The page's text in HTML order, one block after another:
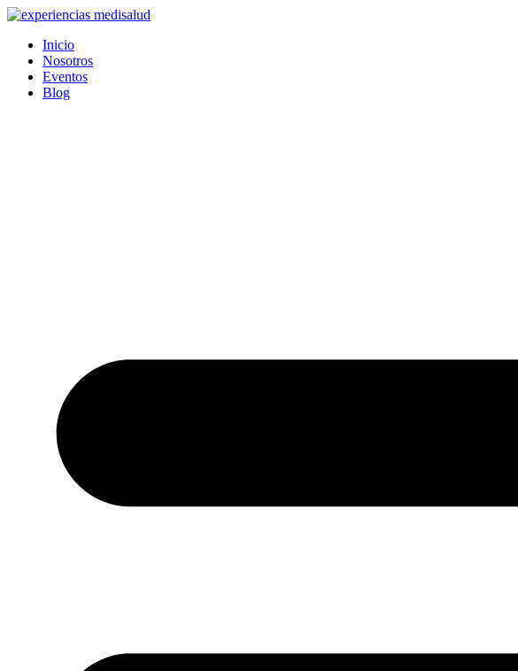
Ir
contenido
Inicio
Nosotros
Eventos
Blog